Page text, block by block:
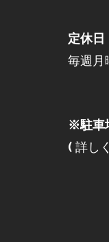
定休日
毎週月
※駐車
(詳し